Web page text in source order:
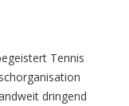
Tennis
dringend